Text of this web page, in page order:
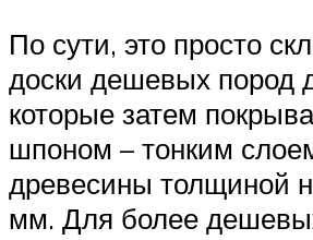
По сути, это просто
доски дешевых пород
которые затем
шпоном – тонким
древесины толщиной
мм. Для более